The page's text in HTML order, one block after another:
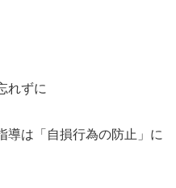
れずに
導は「自損行為の防止」に